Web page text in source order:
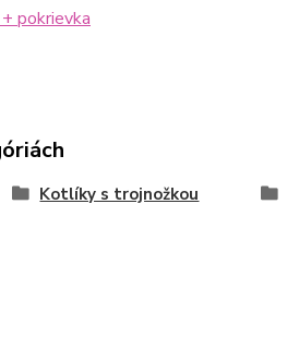
pokrievka
Kotlíky s trojnožkou